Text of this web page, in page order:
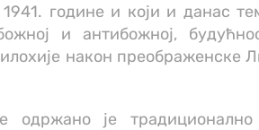
године и који и данас
и антибожној,
након преображенске
одржано је